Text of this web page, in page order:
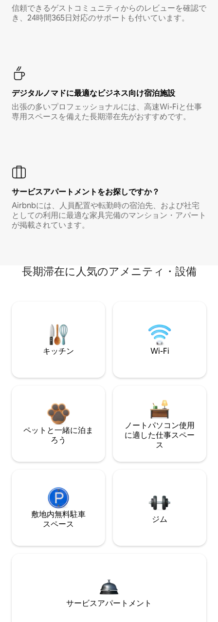
信頼できるゲストコミュニティからのレビューを確認で
き、24時間365日対応のサポートも付いています。
デジタルノマド⁠に最⁠適⁠なビ⁠ジ⁠ネ⁠ス⁠向⁠け宿⁠泊⁠施⁠設
出張の多いプロフェッショナルには、高速Wi-Fiと仕事
専用スペースを備えた長期滞在先がおすすめです。
サービスアパートメントをお探しですか？
Airbnbには、人員配置や転勤時の宿泊先、および社宅
としての利用に最適な家具完備のマンション・アパート
が掲載されています。
長期滞在に人気のアメニティ・設備
キッチン Wi-Fi
ペットと一緒に泊ま
ろう
ノートパソコン使用
に適した仕事スペー
ス
敷地内無料駐⁠車
ス⁠ペ⁠ー⁠ス
ジム
サービスアパートメント